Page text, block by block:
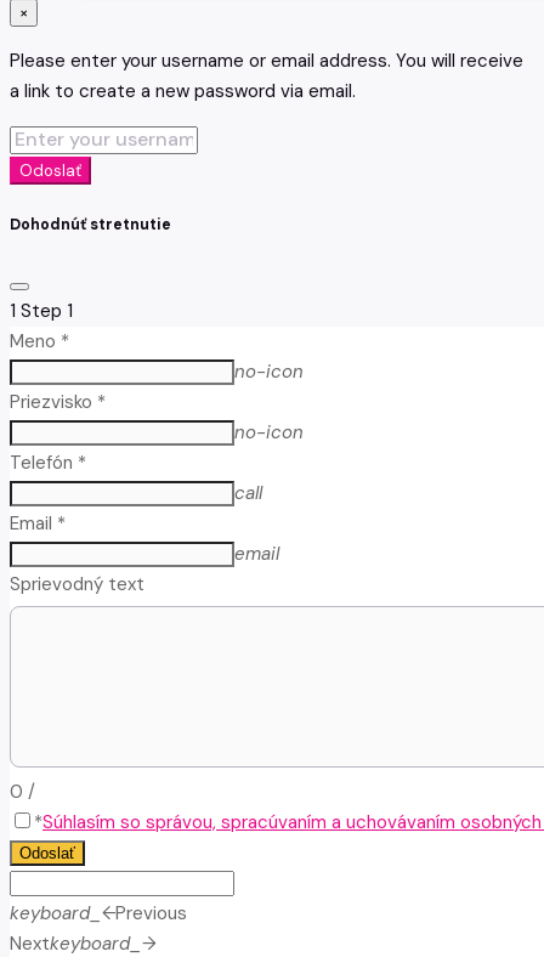
×
Please enter your username or email address. You will receive
a link to create a new password via email.
Odoslať
Dohodnúť stretnutie
1 Step 1
Meno *
no-icon
Priezvisko *
no-icon
Telefón *
call
Email *
email
Sprievodný text
0 /
*Súhlasím so správou, spracúvaním a uchovávaním
Odoslať
keyboard_arrow_leftPrevious
Nextkeyboard_arrow_right